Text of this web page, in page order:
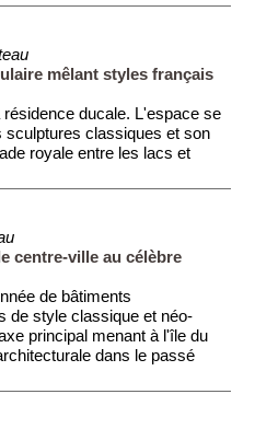
mêlant styles français
ducale. L'espace se
classiques et son
royale entre les lacs et
centre-ville au célèbre
de bâtiments
de style classique et néo-
principal menant à l'île du
dans le passé